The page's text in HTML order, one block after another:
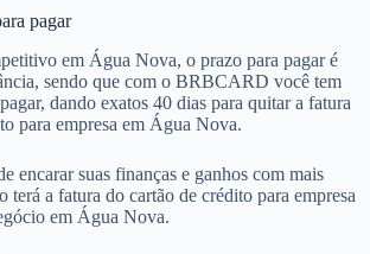
pagar
em Água Nova, o prazo para pagar é
sendo que com o BRBCARD você tem
dando exatos 40 dias para quitar a fatura
para empresa em Água Nova.
encarar suas finanças e ganhos com mais
terá a fatura do cartão de crédito para empresa
em Água Nova.